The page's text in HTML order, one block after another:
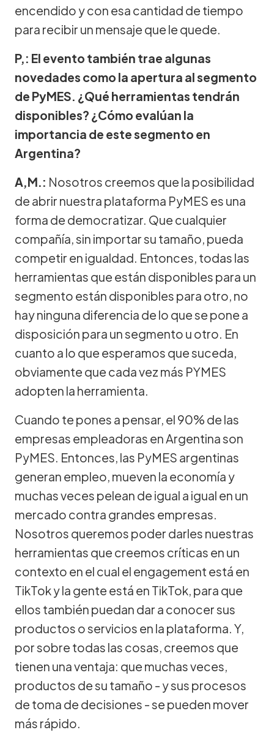
encendido y con esa cantidad de tiempo
para recibir un mensaje que le quede.
P,: El evento también trae algunas
novedades como la apertura al segmento
de PyMES. ¿Qué herramientas tendrán
disponibles? ¿Cómo evalúan la
importancia de este segmento en
Argentina?
A,M.: Nosotros creemos que la posibilidad
de abrir nuestra plataforma PyMES es una
forma de democratizar. Que cualquier
compañía, sin importar su tamaño, pueda
competir en igualdad. Entonces, todas las
herramientas que están disponibles para un
segmento están disponibles para otro, no
hay ninguna diferencia de lo que se pone a
disposición para un segmento u otro. En
cuanto a lo que esperamos que suceda,
obviamente que cada vez más PYMES
adopten la herramienta.
Cuando te pones a pensar, el 90% de las
empresas empleadoras en Argentina son
PyMES. Entonces, las PyMES argentinas
generan empleo, mueven la economía y
muchas veces pelean de igual a igual en un
mercado contra grandes empresas.
Nosotros queremos poder darles nuestras
herramientas que creemos críticas en un
contexto en el cual el engagement está en
TikTok y la gente está en TikTok, para que
ellos también puedan dar a conocer sus
productos o servicios en la plataforma. Y,
por sobre todas las cosas, creemos que
tienen una ventaja: que muchas veces,
productos de su tamaño - y sus procesos
de toma de decisiones - se pueden mover
más rápido.